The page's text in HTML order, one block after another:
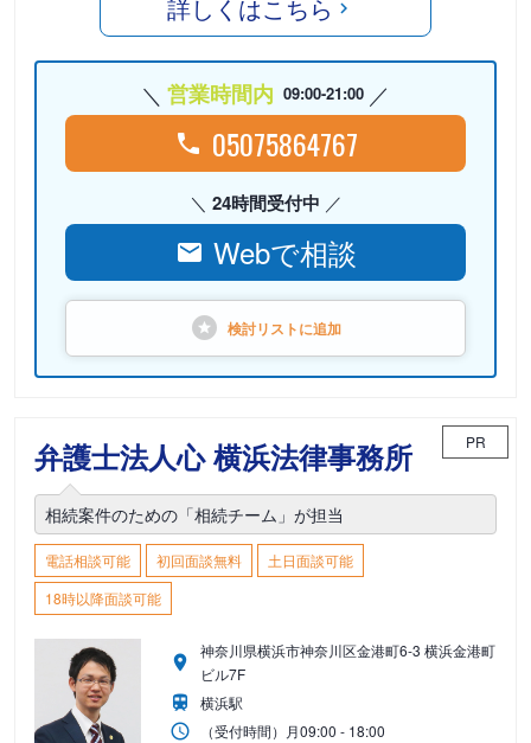
詳しくはこちら
営業時間内 09:00-21:00
05075864767
24時間受付中
Webで相談
検討リストに追加
弁護士法人心 横浜法律事務所 PR
相続案件のための「相続チーム」が担当
電話相談可能 初回面談無料
土日面談可能
18時以降面談可能
神奈川県横浜市神奈川区金港町6-3 横浜金港町
ビル7F
横浜駅
（受付時間） 月09:00 - 18:00